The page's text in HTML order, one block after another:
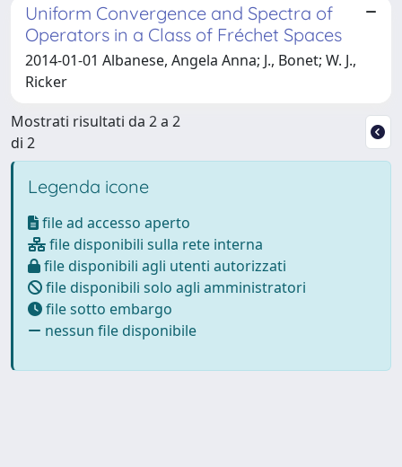
Uniform Convergence and Spectra of
Operators in a Class of Fréchet Spaces
2014-01-01 Albanese, Angela Anna; J., Bonet; W. J.,
Ricker
Mostrati risultati da 2 a 2
di 2
Legenda icone
file ad accesso aperto
file disponibili sulla rete interna
file disponibili agli utenti autorizzati
file disponibili solo agli amministratori
file sotto embargo
nessun file disponibile